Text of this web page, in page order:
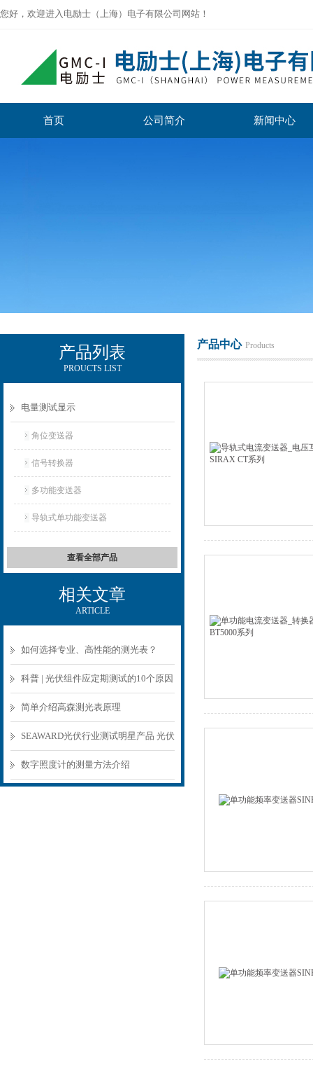
您好，欢迎进入电励士（上海）电子有限公司网站！
首页 公司简介 新闻中心
产品列表
PROUCTS LIST
电量测试显示
角位变送器
信号转换器
多功能变送器
导轨式单功能变送器
查看全部产品
相关文章
ARTICLE
如何选择专业、高性能的测光表？
科普 | 光伏组件应定期测试的10个原因
简单介绍高森测光表原理
SEAWARD光伏行业测试明星产品 光伏
及IV曲线测试仪PV200
数字照度计的测量方法介绍
产品中心 Products